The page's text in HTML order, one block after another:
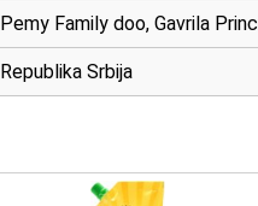
Pemy Family doo, Gavrila
Republika Srbija